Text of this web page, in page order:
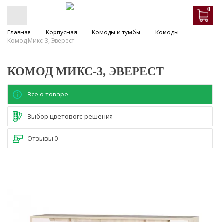
0
Главная Корпусная Комоды и тумбы
Комоды
Комод Микс-3, Эверест
КОМОД МИКС-3, ЭВЕРЕСТ
Все о товаре
Выбор цветового решения
Отзывы 0